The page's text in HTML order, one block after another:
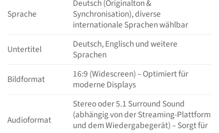
Sprache
Deutsch (Originalton &
Synchronisation), diverse
internationale Sprachen wählbar
Untertitel
Deutsch, Englisch und weitere
Sprachen
Bildformat
16:9 (Widescreen) – Optimiert für
moderne Displays
Audioformat
Stereo oder 5.1 Surround Sound
(abhängig von der Streaming-Plattform
und dem Wiedergabegerät) – Sorgt für